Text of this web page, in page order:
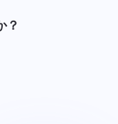
？